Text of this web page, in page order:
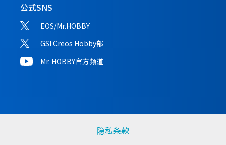
公式SNS
EOS/Mr.HOBBY
GSI Creos Hobby部
Mr. HOBBY官方频道
隐私条款